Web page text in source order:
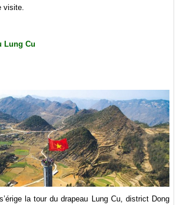
visite.
Lung Cu
la tour du drapeau Lung Cu, district Dong